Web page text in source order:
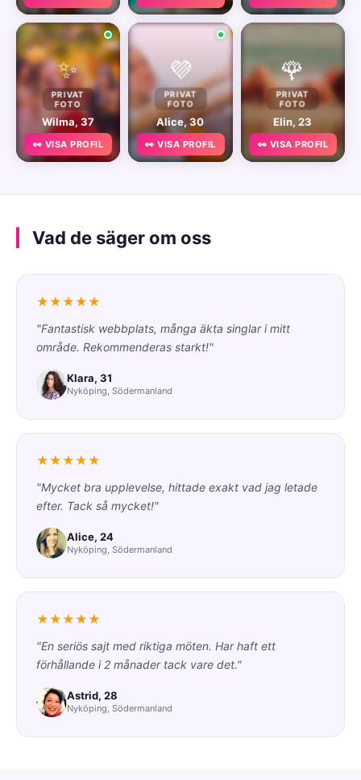
✨
PRIVAT
FOTO
Wilma, 37
👀 VISA PROFIL
💜
PRIVAT
FOTO
Alice, 30
👀 VISA PROFIL
🌹
PRIVAT
FOTO
Elin, 23
👀 VISA PROFIL
Vad de säger om oss
★★★★★
"Fantastisk webbplats, många äkta singlar i mitt
område. Rekommenderas starkt!"
Klara, 31
Nyköping, Södermanland
★★★★★
"Mycket bra upplevelse, hittade exakt vad jag letade
efter. Tack så mycket!"
Alice, 24
Nyköping, Södermanland
★★★★★
"En seriös sajt med riktiga möten. Har haft ett
förhållande i 2 månader tack vare det."
Astrid, 28
Nyköping, Södermanland